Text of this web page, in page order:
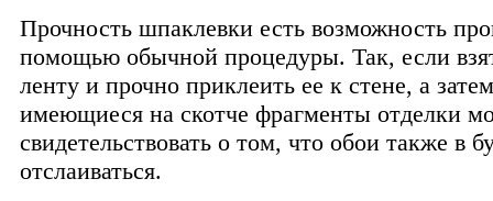
Прочность шпаклевки есть возможность
помощью обычной процедуры. Так, если
ленту и прочно приклеить ее к стене, а
имеющиеся на скотче фрагменты отделки
свидетельствовать о том, что обои также в
отслаиваться.